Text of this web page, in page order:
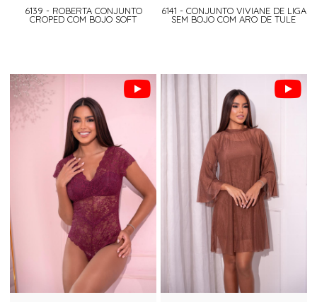
6139 - ROBERTA CONJUNTO
CROPED COM BOJO SOFT
6141 - CONJUNTO VIVIANE DE LIGA
SEM BOJO COM ARO DE TULE